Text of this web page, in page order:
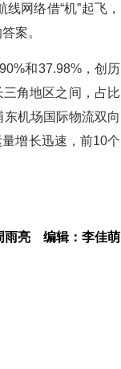
网络借“机”起飞，
案。
和37.98%，创历
角地区之间，占比
机场国际物流双向
增长迅速，前10个
雨亮 编辑：李佳萌